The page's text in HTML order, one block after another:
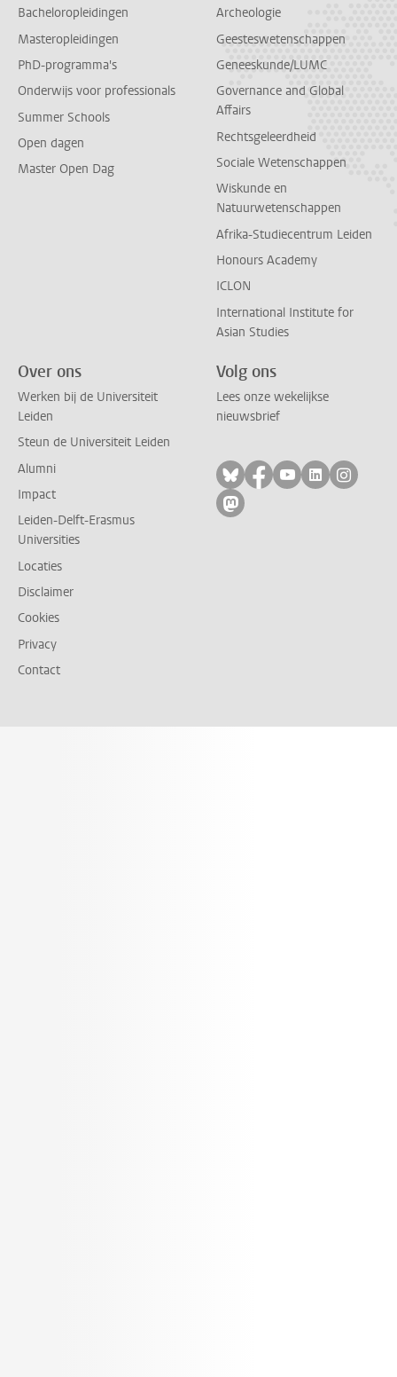
Bacheloropleidingen
Masteropleidingen
PhD-programma's
Onderwijs voor professionals
Summer Schools
Open dagen
Master Open Dag
Archeologie
Geesteswetenschappen
Geneeskunde/LUMC
Governance and Global
Affairs
Rechtsgeleerdheid
Sociale Wetenschappen
Wiskunde en
Natuurwetenschappen
Afrika-Studiecentrum Leiden
Honours Academy
ICLON
International Institute for
Asian Studies
Over ons
Werken bij de Universiteit
Leiden
Steun de Universiteit Leiden
Alumni
Impact
Leiden-Delft-Erasmus
Universities
Locaties
Disclaimer
Cookies
Privacy
Contact
Volg ons
Lees onze wekelijkse
nieuwsbrief
Volg ons op bluesky
Volg ons op
Volg ons op
Volg ons
Volg
Volg ons op mastodon